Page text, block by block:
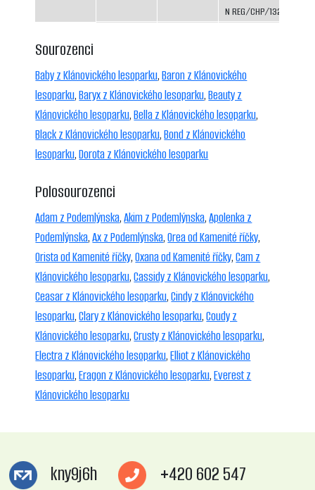
N REG/CHP/1325/03/
Sourozenci
Baby z Klánovického lesoparku,Baron z Klánovického
lesoparku,Baryx z Klánovického lesoparku,Beauty z
Klánovického lesoparku,Bella z Klánovického lesoparku,
Black z Klánovického lesoparku,Bond z Klánovického
lesoparku,Dorota z Klánovického lesoparku
Polosourozenci
Adam z Podemlýnska,Akim z Podemlýnska,Apolenka z
Podemlýnska,Ax z Podemlýnska,Orea od Kamenité říčky,
Orista od Kamenité říčky,Oxana od Kamenité říčky,Cam z
Klánovického lesoparku,Cassidy z Klánovického lesoparku,
Ceasar z Klánovického lesoparku,Cindy z Klánovického
lesoparku,Clary z Klánovického lesoparku,Coudy z
Klánovického lesoparku,Crusty z Klánovického lesoparku,
Electra z Klánovického lesoparku,Elliot z Klánovického
lesoparku,Eragon z Klánovického lesoparku,Everest z
Klánovického lesoparku
kny9j6h
+420 602 547